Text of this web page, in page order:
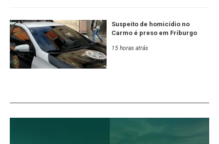
Suspeito de homicídio no
Carmo é preso em Friburgo
15 horas atrás